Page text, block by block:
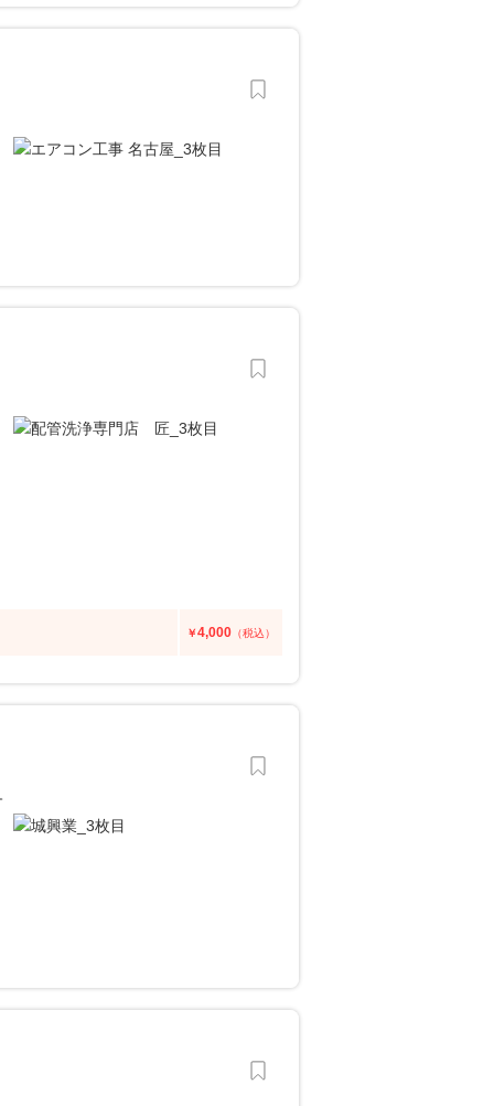
￥4,000 （税込）